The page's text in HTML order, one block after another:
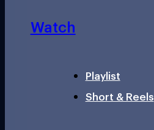
Watch
Playlist
Short & Reels